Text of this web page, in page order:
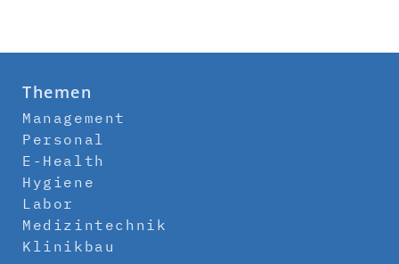
Themen
Management
Personal
E-Health
Hygiene
Labor
Medizintechnik
Klinikbau